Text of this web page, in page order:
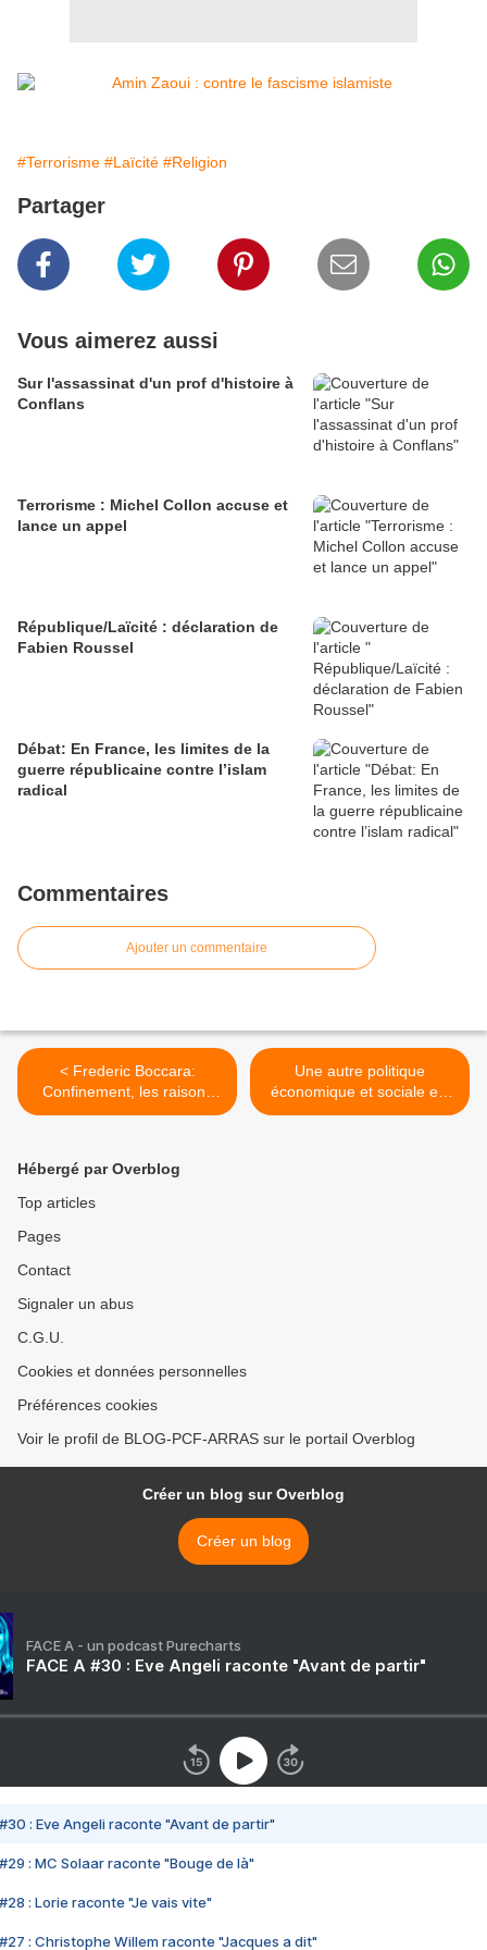
#Terrorisme #Laïcité #Religion
Partager
Vous aimerez aussi
Sur l'assassinat d'un prof d'histoire à
Conflans
Terrorisme : Michel Collon accuse et
lance un appel
République/Laïcité : déclaration de
Fabien Roussel
Débat: En France, les limites de la
guerre républicaine contre l’islam
radical
Commentaires
Ajouter un commentaire
< Frederic Boccara:
Confinement, les raisons
politiques de la colère ...
Une autre politique
économique et sociale est
possible et nécessaire ! >
Hébergé par Overblog
Top articles
Pages
Contact
Signaler un abus
C.G.U.
Cookies et données personnelles
Préférences cookies
Voir le profil de BLOG-PCF-ARRAS sur le portail Overblog
Créer un blog sur Overblog
Créer un blog
FACE A - un podcast Purecharts
FACE A #30 : Eve Angeli raconte "Avant de partir"
#30 : Eve Angeli raconte "Avant de partir"
#29 : MC Solaar raconte "Bouge de là"
#28 : Lorie raconte "Je vais vite"
#27 : Christophe Willem raconte "Jacques a dit"